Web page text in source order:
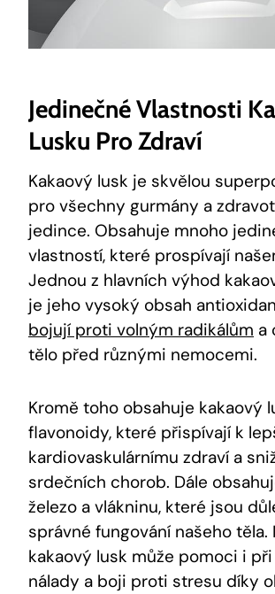
Jedinečné Vlastnosti
Lusku Pro ⁤zdraví
Kakaový lusk je skvělou
pro všechny gurmány a
jedince. Obsahuje mnoho
vlastností, ‍které prospívají⁣
‌Jednou z‌ hlavních výhod
je jeho⁢ vysoký obsah
bojují proti volným radikálům ⁣a
tělo‍ před různými nemocemi.
Kromě⁢ toho obsahuje kakaový
flavonoidy, které přispívají​ k
kardiovaskulárnímu zdraví ⁣a
srdečních chorob. Dále
železo a vlákninu,⁤ které jsou
správné ‌fungování​ našeho těla.
kakaový lusk může pomoci ⁤i
‌nálady a ⁢boji‍ proti stresu díky⁢